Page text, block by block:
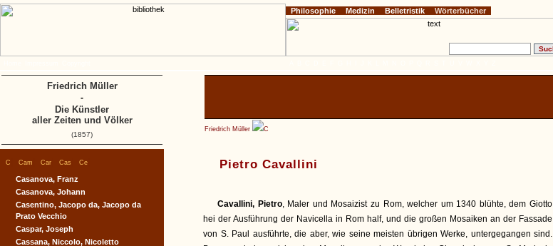
Friedrich Müller C
Pietro Cavallini
Cavallini, Pietro, Maler und Mosaizist zu Rom, welcher um 1340 blühte, dem Giotto
hei der Ausführung der Navicella in Rom half, und die großen Mosaiken an der Fassade
von S. Paul ausführte, die aber, wie seine meisten übrigen Werke, untergegangen sind.
C Cam Car Cas Ce
Casanova, Franz
Casanova, Johann
Casentino, Jacopo da, Jacopo da
Prato Vecchio
Caspar, Joseph
Cassana, Niccolo, Nicoletto
Philosophie Medizin Belletristik Wörterbücher
Friedrich Müller
-
Die Künstler
aller Zeiten und Völker
(1857)